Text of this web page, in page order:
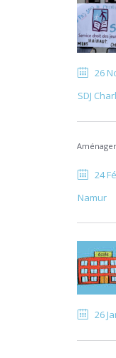
26
SDJ
24
Namur
26